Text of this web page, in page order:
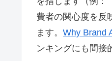
費者の関心度を反
ます。 Why Brand
ンキングにも間接